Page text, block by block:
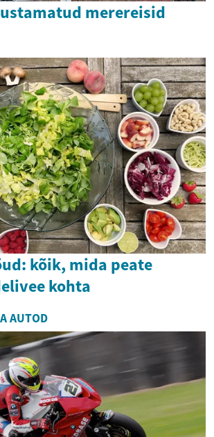
merereisid
kõik, mida peate
kohta
AUTOD